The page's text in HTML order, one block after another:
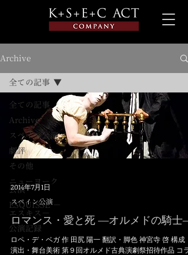
Archive
全ての記事
Archive
スペイン公演
劇評
その他
ニューヨーク
公演
ESQUISSE －
エスキス－
公演記録
全ての記事
2014年7月1日
スペイン公演
ロマンス・愛と死 ―オルメドの騎士―
ロペ・デ・ベガ 作 田尻 陽一 翻訳・脚色 神宮寺 啓 構成・
演出・舞台美術 第９回オルメド古典演劇祭招待作品 コラ